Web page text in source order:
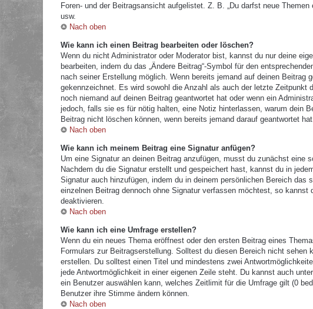
Foren- und der Beitragsansicht aufgelistet. Z. B. „Du darfst neue
usw.
Nach oben
Wie kann ich einen Beitrag bearbeiten oder löschen?
Wenn du nicht Administrator oder Moderator bist, kannst du nur deine
bearbeiten, indem du das „Ändere Beitrag“-Symbol für den
nach seiner Erstellung möglich. Wenn bereits jemand auf deinen Beitrag
gekennzeichnet. Es wird sowohl die Anzahl als auch der letzte Zeitpunkt
noch niemand auf deinen Beitrag geantwortet hat oder wenn ein
jedoch, falls sie es für nötig halten, eine Notiz hinterlassen, warum dein
Beitrag nicht löschen können, wenn bereits jemand darauf geantwortet hat.
Nach oben
Wie kann ich meinem Beitrag eine Signatur anfügen?
Um eine Signatur an deinen Beitrag anzufügen, musst du zunächst eine
Nachdem du die Signatur erstellt und gespeichert hast, kannst du in
Signatur auch hinzufügen, indem du in deinem persönlichen Bereich
einzelnen Beitrag dennoch ohne Signatur verfassen möchtest, so kannst
deaktivieren.
Nach oben
Wie kann ich eine Umfrage erstellen?
Wenn du ein neues Thema eröffnest oder den ersten Beitrag eines
Formulars zur Beitragserstellung. Solltest du diesen Bereich nicht
erstellen. Du solltest einen Titel und mindestens zwei
jede Antwortmöglichkeit in einer eigenen Zeile steht. Du kannst auch
ein Benutzer auswählen kann, welches Zeitlimit für die Umfrage gilt (0
Benutzer ihre Stimme ändern können.
Nach oben